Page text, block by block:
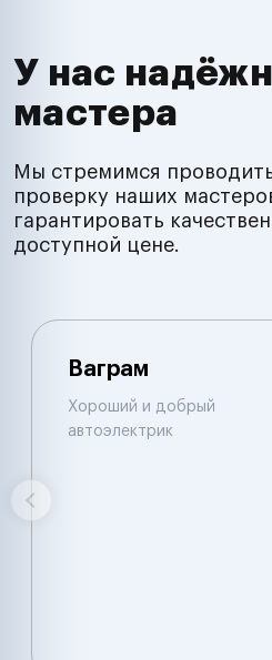
У нас
мастера
Мы стремимся
проверку наших
гарантировать
доступной цене.
Ваграм
Хороший и добрый
автоэлектрик